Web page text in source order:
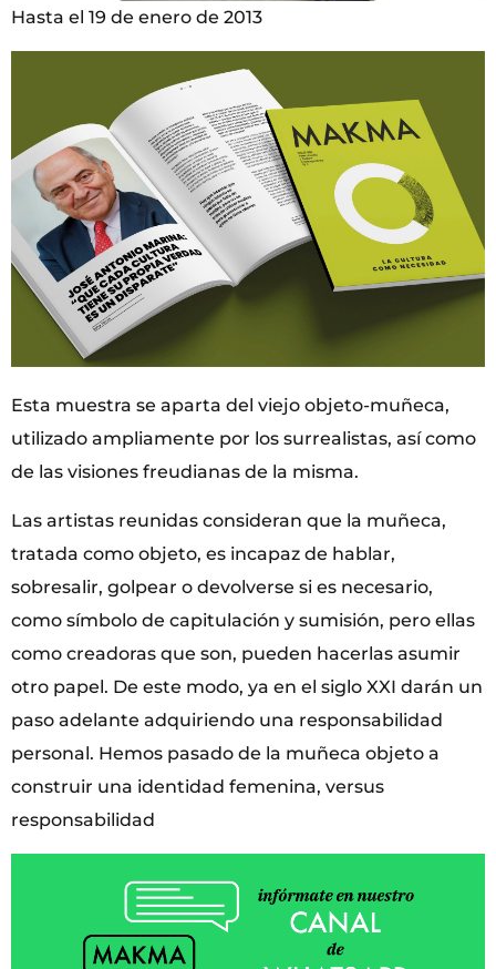
Hasta el 19 de enero de 2013
Esta muestra se aparta del viejo objeto-muñeca,
utilizado ampliamente por los surrealistas, así como
de las visiones freudianas de la misma.
Las artistas reunidas consideran que la muñeca,
tratada como objeto, es incapaz de hablar,
sobresalir, golpear o devolverse si es necesario,
como símbolo de capitulación y sumisión, pero ellas
como creadoras que son, pueden hacerlas asumir
otro papel. De este modo, ya en el siglo XXI darán un
paso adelante adquiriendo una responsabilidad
personal. Hemos pasado de la muñeca objeto a
construir una identidad femenina, versus
responsabilidad